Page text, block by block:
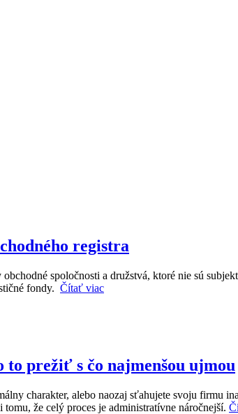
registra
spoločnosti a družstvá, ktoré nie sú
fondy. Čítať viac
to prežiť s čo najmenšou ujmou
charakter, alebo naozaj sťahujete svoju firmu
že celý proces je administratívne náročnejší.